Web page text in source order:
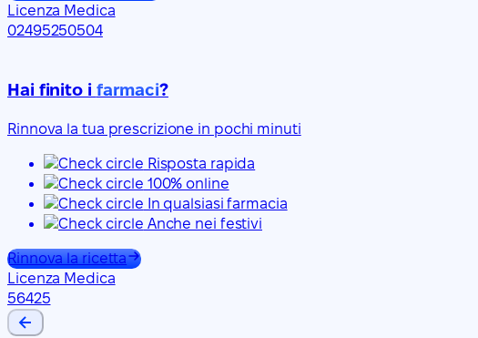
Licenza Medica
02495250504
Hai finito i farmaci?
Rinnova la tua prescrizione in pochi minuti
Risposta rapida
100% online
In qualsiasi farmacia
Anche nei festivi
Rinnova la ricetta
Licenza Medica
56425